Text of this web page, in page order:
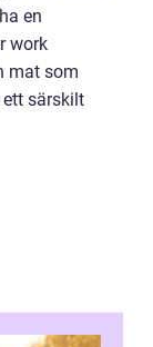
en
work
mat som
särskilt